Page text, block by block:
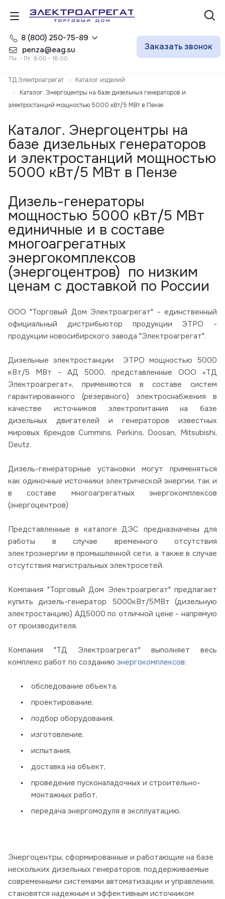
8 (800) 250-75-89
penza@eag.su
Пн. - Пт. 9:00 - 18:00
Заказать звонок
ТД Электроагрегат
Каталог изделий
Каталог. Энергоцентры на базе дизельных генераторов и
электростанций мощностью 5000 кВт/5 МВт в Пензе
Каталог. Энергоцентры на
базе дизельных генераторов
и электростанций мощностью
5000 кВт/5 МВт в Пензе
Дизель-генераторы
мощностью 5000 кВт/5 МВт
единичные и в составе
многоагрегатных
энергокомплексов
(энергоцентров) по низким
ценам с доставкой по России
ООО "Торговый Дом Электроагрегат" - единственный
официальный дистрибьютор продукции ЭТРО -
продукции новосибирского завода "Электроагрегат".
Дизельные электростанции ЭТРО мощностью 5000
кВт/5 МВт - АД 5000, представленные ООО «ТД
Электроагрегат», применяются в составе систем
гарантированного (резервного) электроснабжения в
качестве источников электропитания на базе
дизельных двигателей и генераторов известных
мировых брендов Cummins, Perkins, Doosan, Mitsubishi,
Deutz.
Дизель-генераторные установки могут применяться
как одиночные источники электрической энергии, так и
в составе многоагрегатных энергокомплексов
(энергоцентров)
Представленные в каталоге ДЭС предназначены для
работы в случае временного отсутствия
электроэнергии в промышленной сети, а также в случае
отсутствия магистральных электросетей.
Компания "Торговый Дом Электроагрегат" предлагает
купить дизель-генератор 5000кВт/5МВт (дизельную
электростанцию) АД5000 по отличной цене - напрямую
от производителя.
Компания "ТД Электроагрегат" выполняет весь
комплекс работ по созданию энергокомплексов:
обследование объекта,
проектирование,
подбор оборудования,
изготовление,
испытания,
доставка на объект,
проведение пусконаладочных и строительно-
монтажных работ,
передача энергомодуля в эксплуатацию.
Энергоцентры, сформированные и работающие на базе
нескольких дизельных генераторов, поддерживаемые
современными системами автоматизации и управления,
становятся надежным и эффективным источником